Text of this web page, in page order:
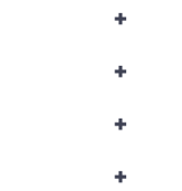
+
+
+
+